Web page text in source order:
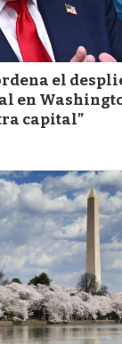
el
en
capital”